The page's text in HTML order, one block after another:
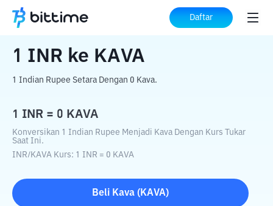
Daftar
Beranda Konverter Kripto ke KAVA
1 INR ke KAVA
1 Indian Rupee Setara Dengan 0 Kava.
1 INR = 0 KAVA
Konversikan 1 Indian Rupee Menjadi Kava Dengan Kurs Tukar
Saat Ini.
INR/KAVA Kurs: 1 INR = 0 KAVA
Beli Kava ( KAVA)